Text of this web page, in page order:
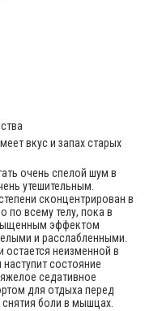
вкус и запах старых
очень спелой шум в
утешительным.
сконцентрирован в
по всему телу, пока в
эффектом
и расслабленными.
неизменной в
состояние
седативное
для отдыха перед
боли в мышцах.